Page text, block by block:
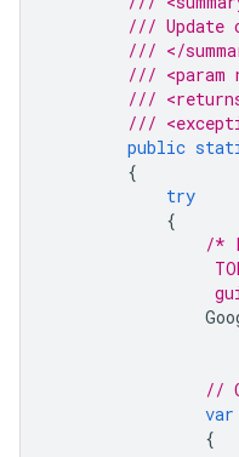
/// Update
/// </
/// <param
///
///
public
{
try
{
/*
//
var
{